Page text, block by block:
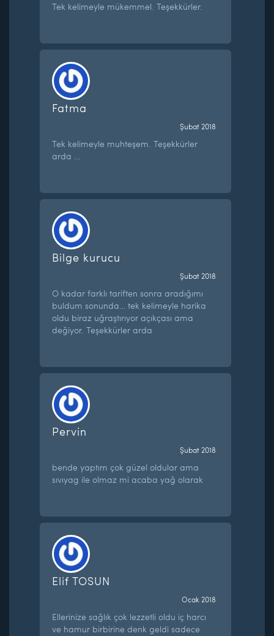
Tek kelimeyle mükemmel. Teşekkürler.
Fatma
Şubat 2018
Tek kelimeyle muhteşem. Teşekkürler
arda …
Bilge kurucu
Şubat 2018
O kadar farklı tariften sonra aradığımı
buldum sonunda… tek kelimeyle harika
oldu biraz uğraştırıyor açıkçası ama
değiyor. Teşekkürler arda
Pervin
Şubat 2018
bende yaptım çok güzel oldular ama
sıvıyag ile olmaz mi acaba yağ olarak
Elif TOSUN
Ocak 2018
Ellerinize sağlık çok lezzetli oldu iç harcı
ve hamur birbirine denk geldi sadece